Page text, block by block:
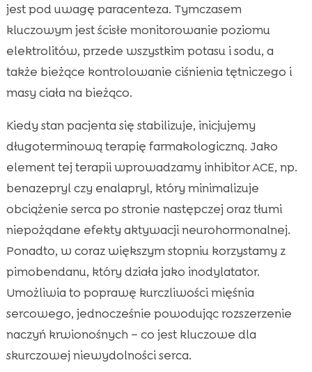
jest pod uwagę paracenteza. Tymczasem
kluczowym jest ścisłe monitorowanie poziomu
elektrolitów, przede wszystkim potasu i sodu, a
także bieżące kontrolowanie ciśnienia tętniczego i
masy ciała na bieżąco.
Kiedy stan pacjenta się stabilizuje, inicjujemy
długoterminową terapię farmakologiczną. Jako
element tej terapii wprowadzamy inhibitor ACE, np.
benazepryl czy enalapryl, który minimalizuje
obciążenie serca po stronie następczej oraz tłumi
niepożądane efekty aktywacji neurohormonalnej.
Ponadto, w coraz większym stopniu korzystamy z
pimobendanu, który działa jako inodylatator.
Umożliwia to poprawę kurczliwości mięśnia
sercowego, jednocześnie powodując rozszerzenie
naczyń krwionośnych – co jest kluczowe dla
skurczowej niewydolności serca.